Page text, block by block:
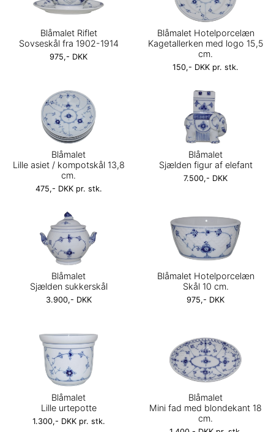
Blåmalet Riflet
Sovseskål fra 1902-1914
975,- DKK
Blåmalet Hotelporcelæn
Kagetallerken med logo 15,5
cm.
150,- DKK pr. stk.
Blåmalet
Lille asiet / kompotskål 13,8
cm.
475,- DKK pr. stk.
Blåmalet
Sjælden figur af elefant
7.500,- DKK
Blåmalet
Sjælden sukkerskål
3.900,- DKK
Blåmalet Hotelporcelæn
Skål 10 cm.
975,- DKK
Blåmalet
Lille urtepotte
1.300,- DKK pr. stk.
Blåmalet
Mini fad med blondekant 18
cm.